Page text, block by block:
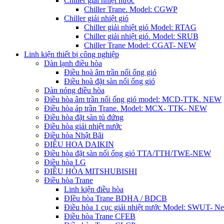
Chiller Trane. Model: CGWP
Chiller giải nhiệt gió
Chiller giải nhiệt gió Model: RTAG
Chiller giải nhiệt gió. Model: SRUB
Chiller Trane Model: CGAT- NEW
Linh kiện thiết bị công nghiệp
Dàn lạnh điều hòa
Điều hoà âm trần nối ống gió
Điều hoà đặt sàn nối ống gió
Dàn nóng điều hòa
Điều hòa âm trần nối ống gió model: MCD-TTK. NEW
Điều hòa áp trần Trane. Model: MCX- TTK- NEW
Điều hòa đặt sàn tủ đứng
Điều hòa giải nhiệt nước
Điều hòa Nhật Bãi
ĐIÊU HOA DAIKIN
Điều hòa đặt sàn nối ống gió TTA/TTH/TWE-NEW
Điều hòa LG
ĐIỀU HÒA MITSHUBISHI
Điều hòa Trane
Linh kiện điều hòa
ĐIều hòa Trane BDHA / BDCB
Điều hòa 1 cục giải nhiệt nước Model: SWUT-
Điều hòa Trane CFEB